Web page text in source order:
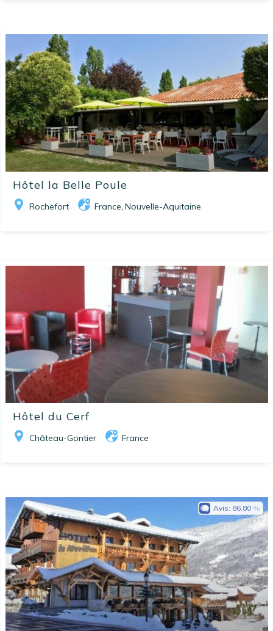
Hôtel la Belle Poule
Rochefort France, Nouvelle-Aquitaine
Hôtel du Cerf
Château-Gontier France
Avis: 86.80